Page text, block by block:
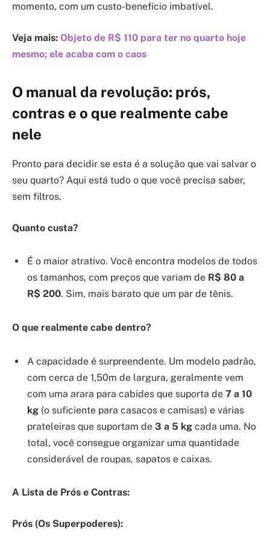
momento, com um custo-benefício imbatível.
Veja mais: Objeto de R$ 110 para ter no quarto hoje
mesmo; ele acaba com o caos
O manual da revolução: prós,
contras e o que realmente cabe
nele
Pronto para decidir se esta é a solução que vai salvar o
seu quarto? Aqui está tudo o que você precisa saber,
sem filtros.
Quanto custa?
É o maior atrativo. Você encontra modelos de todos
os tamanhos, com preços que variam de R$ 80 a
R$ 200. Sim, mais barato que um par de tênis.
O que realmente cabe dentro?
A capacidade é surpreendente. Um modelo padrão,
com cerca de 1,50m de largura, geralmente vem
com uma arara para cabides que suporta de 7 a 10
kg (o suficiente para casacos e camisas) e várias
prateleiras que suportam de 3 a 5 kg cada uma. No
total, você consegue organizar uma quantidade
considerável de roupas, sapatos e caixas.
A Lista de Prós e Contras:
Prós (Os Superpoderes):